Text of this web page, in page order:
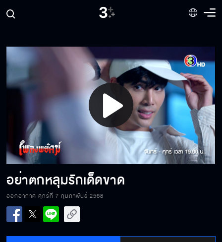
Play
Video
อย่าตกหลุมรักเด็ดขาด
ออกอากาศ ศุกร์ที่ 7 กุมภาพันธ์ 2568
ทำไมมีเพลง2คน
ฉันชอบแกนะ
ถ้าผมติดคุกลูกคุณก็ต้องติดคุก